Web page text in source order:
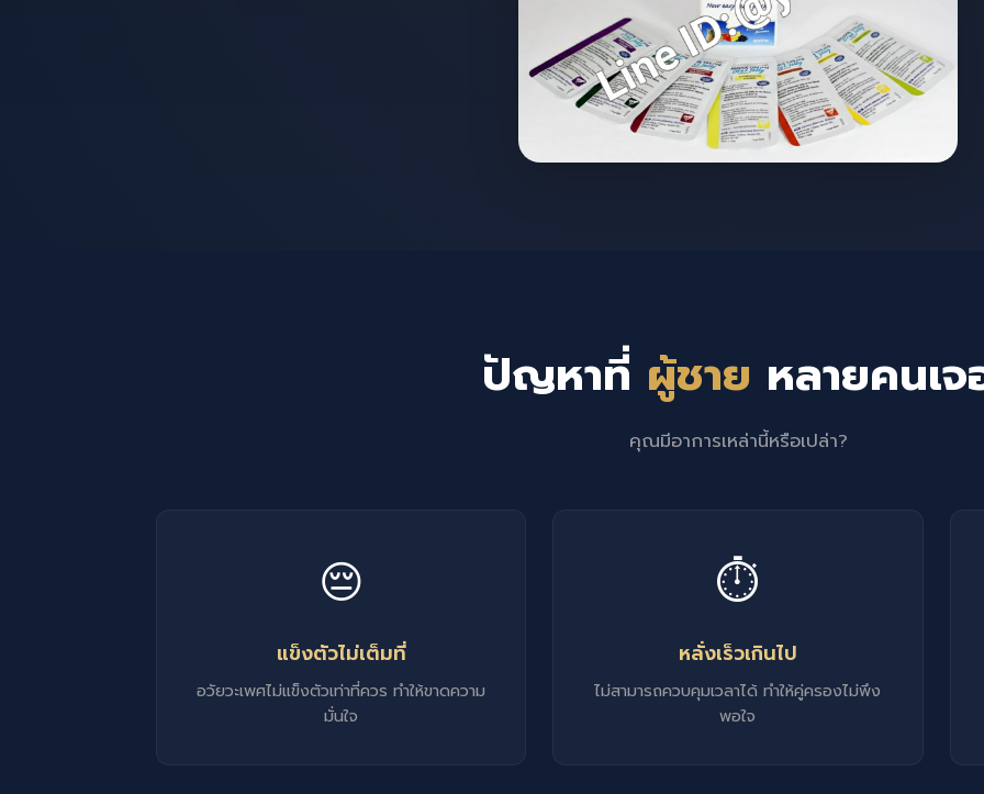
ปัญหาที่ ผู้ชาย หลายคนเจ
คุณมีอาการเหล่านี้หรือเปล่า?
😔
แข็งตัวไม่เต็มที่
อวัยวะเพศไม่แข็งตัวเท่าที่ควร ทำให้ขาดความ
มั่นใจ
⏱️
หลั่งเร็วเกินไป
ไม่สามารถควบคุมเวลาได้ ทำให้คู่ครองไม่พึง
พอใจ